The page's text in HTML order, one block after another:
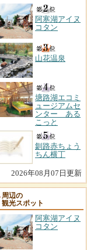
阿寒湖アイヌ
コタン
山花温泉
塘路湖エコミ
ュージアムセ
ンター ある
こっと
釧路赤ちょう
ちん横丁
2026年08月07日更新
周辺の
観光スポット
阿寒湖アイヌ
コタン